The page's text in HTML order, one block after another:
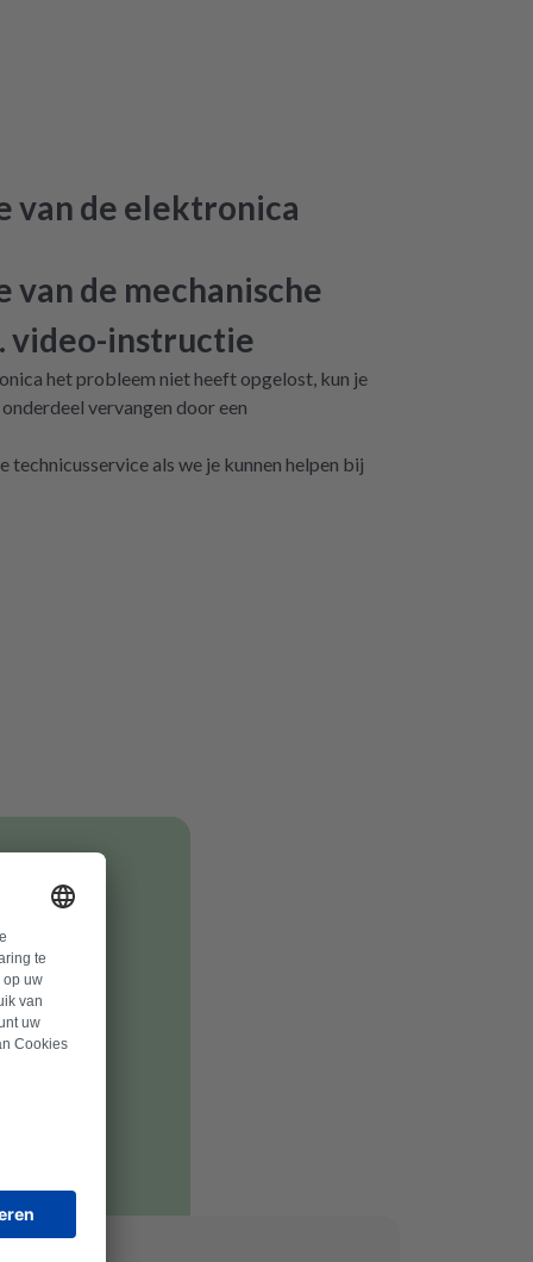
van de elektronica
van de mechanische
video-instructie
het probleem niet heeft opgelost, kun je
vervangen door een
als we je kunnen helpen bij